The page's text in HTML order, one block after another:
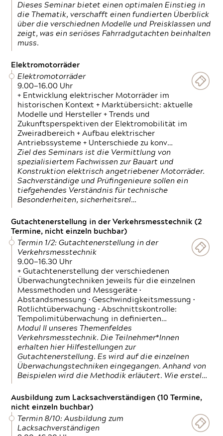
Dieses Seminar bietet einen optimalen Einstieg in
die Thematik, verschafft einen fundierten Überblick
über die verschiednen Modelle und Preisklassen und
zeigt, was ein seriöses Fahrradgutachten beinhalten
muss.
Elektromotorräder
Elektromotorräder
9.00—16.00 Uhr
+ Entwicklung elektrischer Motorräder im
historischen Kontext + Marktübersicht: aktuelle
Modelle und Hersteller + Trends und
Zukunftsperspektiven der Elektromobilität im
Zweiradbereich + Aufbau elektrischer
Antriebssysteme + Unterschiede zu konv…
Ziel des Seminars ist die Vermittlung von
spezialisiertem Fachwissen zur Bauart und
Konstruktion elektrisch angetriebener Motorräder.
Sachverständige und Prüfingenieure sollen ein
tiefgehendes Verständnis für technische
Besonderheiten, sicherheitsrel…
Gutachtenerstellung in der Verkehrsmesstechnik (2
Termine, nicht einzeln buchbar)
Termin 1/2: Gutachtenerstellung in der
Verkehrsmesstechnik
9.00—16.30 Uhr
+ Gutachtenerstellung der verschiedenen
Überwachungtechniken jeweils für die einzelnen
Messmethoden und Messgeräte •
Abstandsmessung • Geschwindigkeitsmessung •
Rotlichtüberwachung • Abschnittskontrolle:
Tempolimitüberwachung in definierten…
Modul II unseres Themenfeldes
Verkehrsmesstechnik. Die Teilnehmer*Innen
erhalten hier Hilfestellungen zur
Gutachtenerstellung. Es wird auf die einzelnen
Überwachungstechniken eingegangen. Anhand von
Beispielen wird die Methodik erläutert. Wie erstel…
Ausbildung zum Lacksachverständigen (10 Termine,
nicht einzeln buchbar)
Termin 8/10: Ausbildung zum
Lacksachverständigen